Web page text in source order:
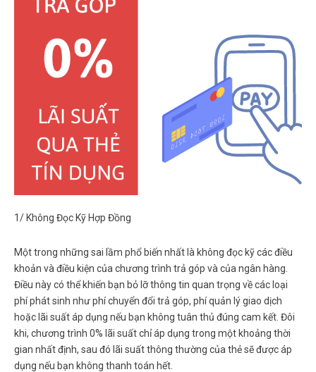
1/ Không Đọc Kỹ Hợp Đồng
Một trong những sai lầm phổ biến nhất là không đọc kỹ các điều
khoản và điều kiện của chương trình trả góp và của ngân hàng.
Điều này có thể khiến bạn bỏ lỡ thông tin quan trọng về các loại
phí phát sinh như phí chuyển đổi trả góp, phí quản lý giao dịch
hoặc lãi suất áp dụng nếu bạn không tuân thủ đúng cam kết. Đôi
khi, chương trình 0% lãi suất chỉ áp dụng trong một khoảng thời
gian nhất định, sau đó lãi suất thông thường của thẻ sẽ được áp
dụng nếu bạn không thanh toán hết.